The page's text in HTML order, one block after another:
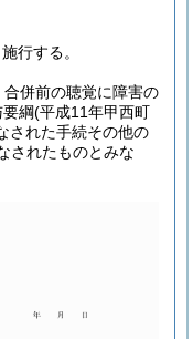
行する。
併前の聴覚に障害の
綱(平成11年甲西町
された手続その他の
されたものとみな